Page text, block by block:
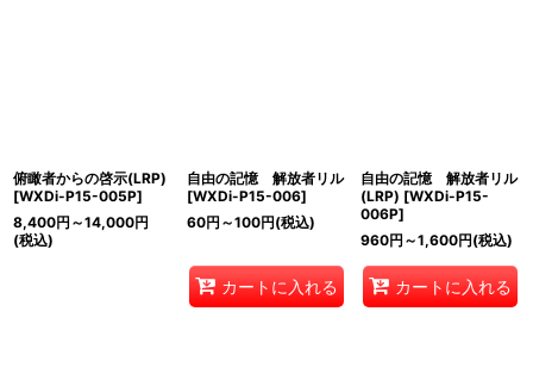
俯瞰者からの啓示(LRP)
[WXDi-P15-005P]
8,400円 ～14,000円
(税込)
自由の記憶 解放者リル
[WXDi-P15-006]
60円 ～100円(税込)
カートに入れる
自由の記憶 解放者リル
(LRP) [WXDi-P15-
006P]
960円 ～1,600円(税込)
カートに入れる